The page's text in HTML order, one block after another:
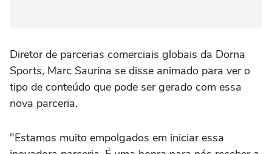
Diretor de parcerias comerciais globais da Dorna
Sports, Marc Saurina se disse animado para ver o
tipo de conteúdo que pode ser gerado com essa
nova parceria.
"Estamos muito empolgados em iniciar essa